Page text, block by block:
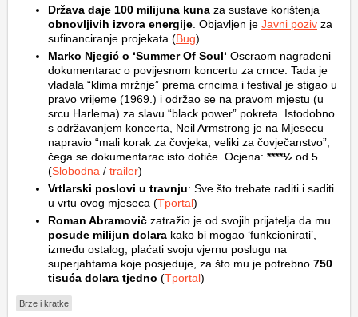
Država daje 100 milijuna kuna za sustave korištenja
obnovljivih izvora energije. Objavljen je Javni poziv za
sufinanciranje projekata (Bug)
Marko Njegić o ‘Summer Of Soul‘ Oscraom nagrađeni
dokumentarac o povijesnom koncertu za crnce. Tada je
vladala “klima mržnje” prema crncima i festival je stigao u
pravo vrijeme (1969.) i održao se na pravom mjestu (u
srcu Harlema) za slavu “black power” pokreta. Istodobno
s održavanjem koncerta, Neil Armstrong je na Mjesecu
napravio “mali korak za čovjeka, veliki za čovječanstvo”,
čega se dokumentarac isto dotiče. Ocjena: ****½ od 5.
(Slobodna / trailer)
Vrtlarski poslovi u travnju: Sve što trebate raditi i saditi
u vrtu ovog mjeseca (Tportal)
Roman Abramovič zatražio je od svojih prijatelja da mu
posude milijun dolara kako bi mogao ‘funkcionirati’,
između ostalog, plaćati svoju vjernu poslugu na
superjahtama koje posjeduje, za što mu je potrebno 750
tisuća dolara tjedno (Tportal)
Brze i kratke